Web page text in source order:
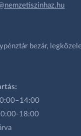
bezár,
18:00